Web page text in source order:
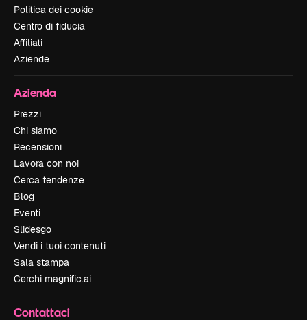
Politica dei cookie
Centro di fiducia
Affiliati
Aziende
Azienda
Prezzi
Chi siamo
Recensioni
Lavora con noi
Cerca tendenze
Blog
Eventi
Slidesgo
Vendi i tuoi contenuti
Sala stampa
Cerchi magnific.ai
Contattaci